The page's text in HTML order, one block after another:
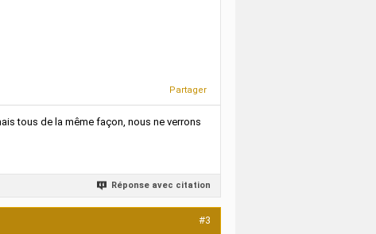
Partager
tous de la même façon, nous ne verrons
Réponse avec citation
#3